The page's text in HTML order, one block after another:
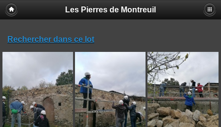
Les Pierres de Montreuil
Rechercher dans ce lot